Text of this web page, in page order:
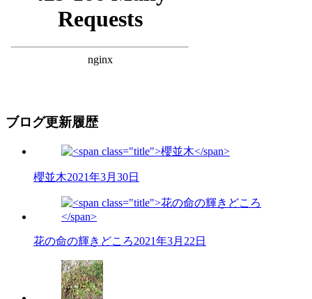
ブログ更新履歴
櫻並木2021年3月30日
花の命の輝きどころ2021年3月22日